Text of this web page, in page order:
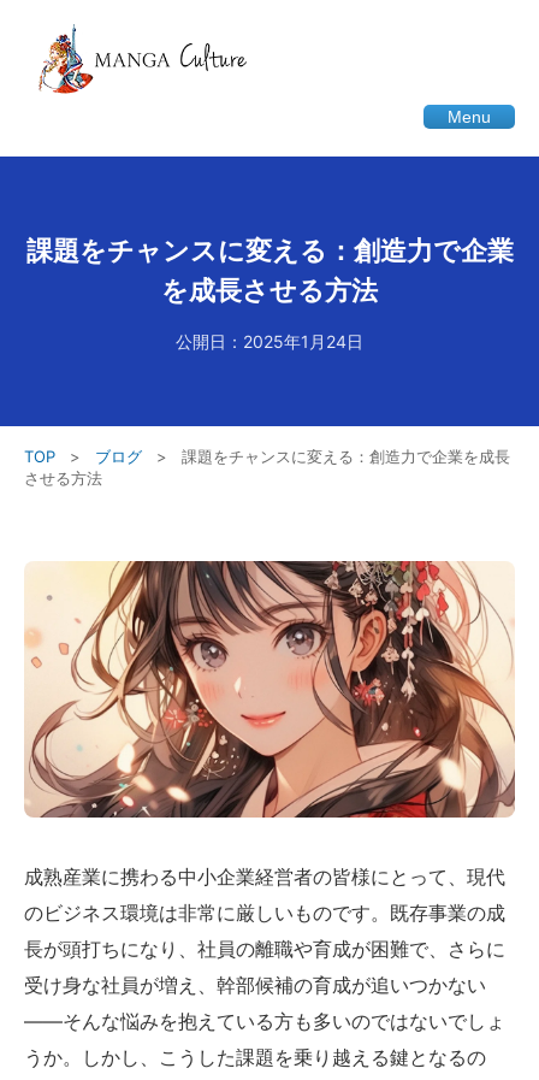
Menu
課題をチャンスに変える：創造力で企業
を成長させる方法
公開日：2025年1月24日
TOP > ブログ >
課題をチャンスに変える：創造力で企業を成長
させる方法
成熟産業に携わる中小企業経営者の皆様にとって、現代
のビジネス環境は非常に厳しいものです。既存事業の成
長が頭打ちになり、社員の離職や育成が困難で、さらに
受け身な社員が増え、幹部候補の育成が追いつかない
——そんな悩みを抱えている方も多いのではないでしょ
うか。しかし、こうした課題を乗り越える鍵となるの